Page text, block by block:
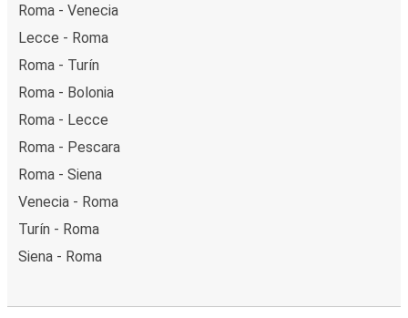
Roma - Venecia
Lecce - Roma
Roma - Turín
Roma - Bolonia
Roma - Lecce
Roma - Pescara
Roma - Siena
Venecia - Roma
Turín - Roma
Siena - Roma